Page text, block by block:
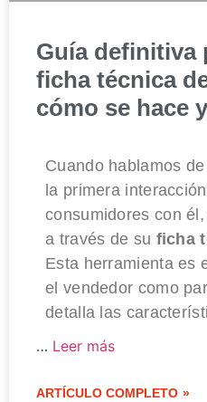
Guía definitiva
ficha técnica
cómo se hace
Cuando hablamos
la primera
consumidores con
a través de su ficha
Esta herramienta es
el vendedor como
detalla las
… Leer más
ARTÍCULO COMPLETO »